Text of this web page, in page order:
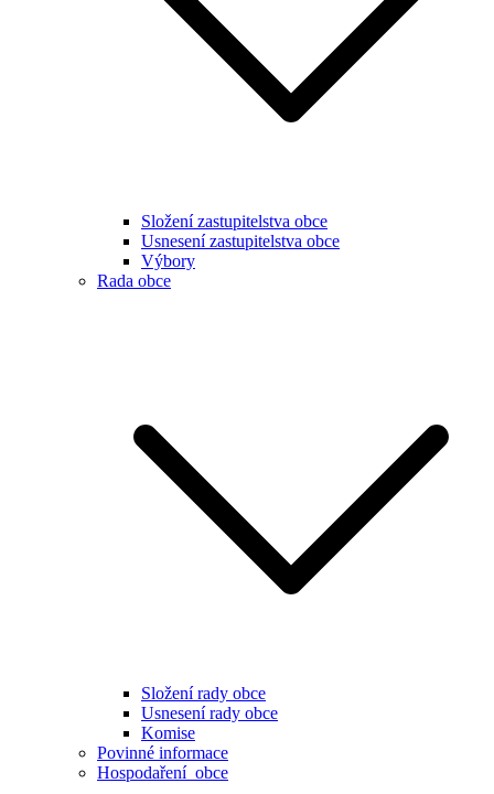
Složení zastupitelstva obce
Usnesení zastupitelstva obce
Výbory
Rada obce
Složení rady obce
Usnesení rady obce
Komise
Povinné informace
Hospodaření obce